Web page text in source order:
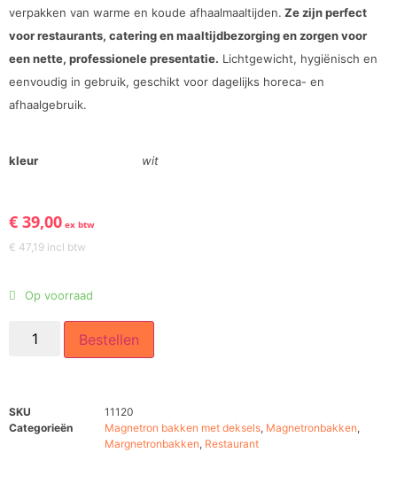
verpakken van warme en koude afhaalmaaltijden. Ze zijn perfect
voor restaurants, catering en maaltijdbezorging en zorgen voor
een nette, professionele presentatie. Lichtgewicht, hygiënisch en
eenvoudig in gebruik, geschikt voor dagelijks horeca- en
afhaalgebruik.
kleur wit
€ 39,00 ex btw
€ 47,19 incl btw
Op voorraad
Bestellen
SKU
11120
Categorieën
Magnetron bakken met deksels, Magnetronbakken,
Margnetronbakken, Restaurant